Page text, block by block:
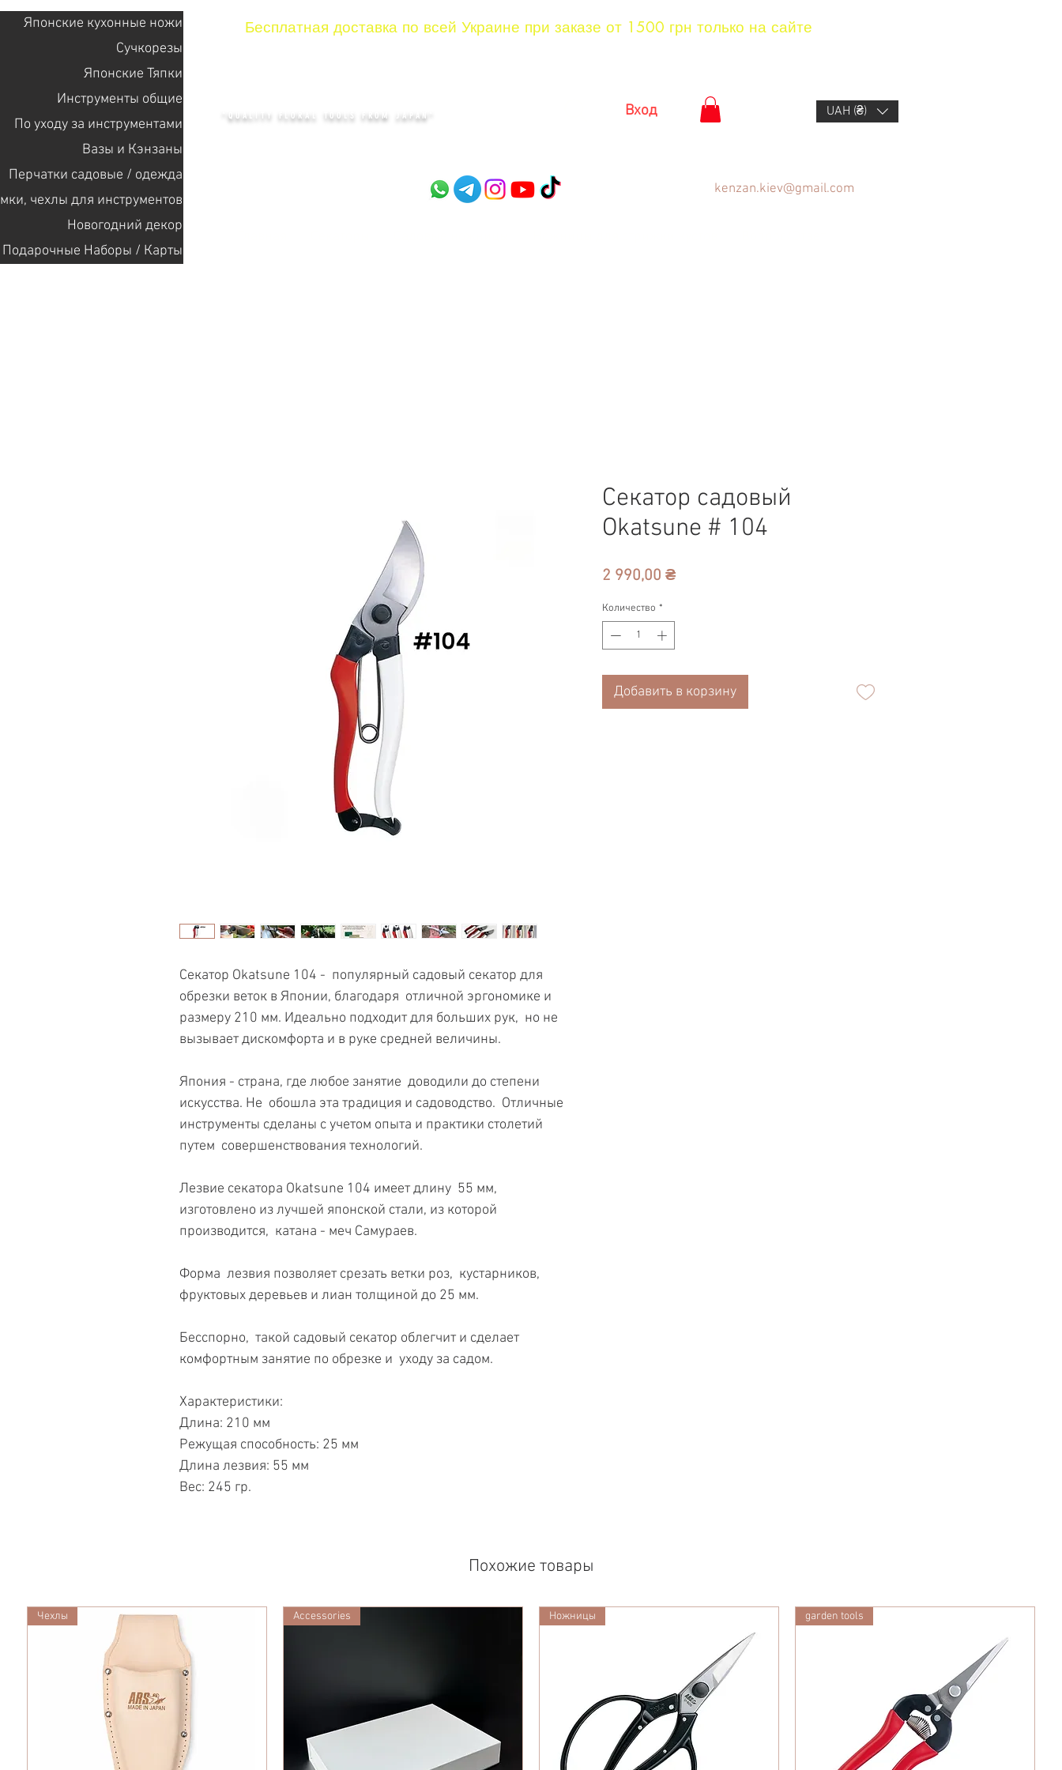
Японские кухонные ножи
Сучкорезы
Японские Тяпки
Инструменты общие
По уходу за инструментами
Bазы и Кэнзаны
Перчатки садовые / одежда
чехлы для инструментов
Новогодний декор
Подарочные Наборы / Карты
Бесплатная доставка по всей Украине при заказе от 1500 грн только на сайте
"QUALITY FLORAL TOOLS FROM JAPAN"​ Вход UAH (₴)
kenzan.kiev@gmail.com
Секатор Okatsune 104 - популярный садовый секатор для
обрезки веток в Японии, благодаря отличной эргономике и
размеру 210 мм. Идеально подходит для больших рук, но не
вызывает дискомфорта и в руке средней величины.
Япония - страна, где любое занятие доводили до степени
искусства. Не обошла эта традиция и садоводство. Отличные
инструменты сделаны с учетом опыта и практики столетий
путем совершенствования технологий.
Лезвие секатора Okatsune 104 имеет длину 55 мм,
изготовлено из лучшей японской стали, из которой
производится, катана - меч Самураев.
Форма лезвия позволяет срезать ветки роз, кустарников,
фруктовых деревьев и лиан толщиной до 25 мм.
Бесспорно, такой садовый секатор облегчит и сделает
комфортным занятие по обрезке и уходу за садом.
Характеристики:
Длина: 210 мм
Режущая способность: 25 мм
Длина лезвия: 55 мм
Вес: 245 гр.
Секатор садовый
Okatsune # 104
2 990,00 ₴Цена
Количество *
Добавить в корзину
Похожие товары
Чехлы Accessories Ножницы garden tools